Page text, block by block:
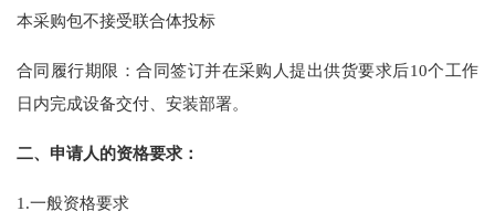
本采购包不接受联合体投标
合同履行期限：合同签订并在采购人提出供货要求后10个工作
日内完成设备交付、安装部署。
二、申请人的资格要求：
1.一般资格要求